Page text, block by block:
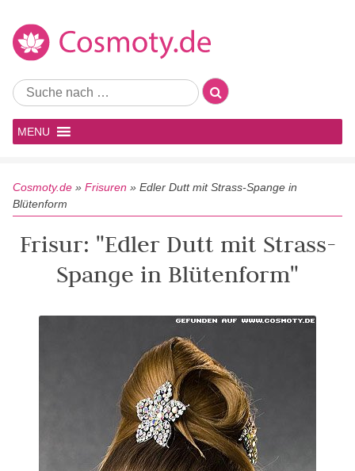
MENU
Cosmoty.de » Frisuren » Edler Dutt mit Strass-Spange in
Blütenform
Frisur: "Edler Dutt mit Strass-
Spange in Blütenform"